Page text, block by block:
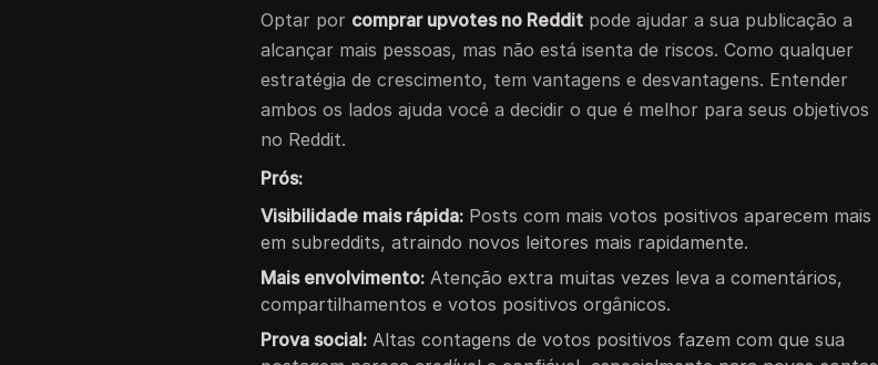
Optar por comprar upvotes no Reddit pode ajudar a sua publicação a
alcançar mais pessoas, mas não está isenta de riscos. Como qualquer
estratégia de crescimento, tem vantagens e desvantagens. Entender
ambos os lados ajuda você a decidir o que é melhor para seus objetivos
no Reddit.
Prós:
Visibilidade mais rápida: Posts com mais votos positivos aparecem mais
em subreddits, atraindo novos leitores mais rapidamente.
Mais envolvimento: Atenção extra muitas vezes leva a comentários,
compartilhamentos e votos positivos orgânicos.
Prova social: Altas contagens de votos positivos fazem com que sua